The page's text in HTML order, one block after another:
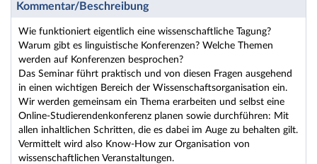
Kommentar/Beschreibung
Wie funktioniert eigentlich eine wissenschaftliche Tagung?
Warum gibt es linguistische Konferenzen? Welche Themen
werden auf Konferenzen besprochen?
Das Seminar führt praktisch und von diesen Fragen ausgehend
in einen wichtigen Bereich der Wissenschaftsorganisation ein.
Wir werden gemeinsam ein Thema erarbeiten und selbst eine
Online-Studierendenkonferenz planen sowie durchführen: Mit
allen inhaltlichen Schritten, die es dabei im Auge zu behalten gilt.
Vermittelt wird also Know-How zur Organisation von
wissenschaftlichen Veranstaltungen.